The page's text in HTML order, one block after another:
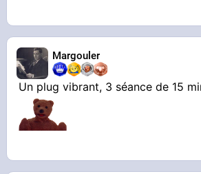
Margouler
Un plug vibrant, 3 séance de 15